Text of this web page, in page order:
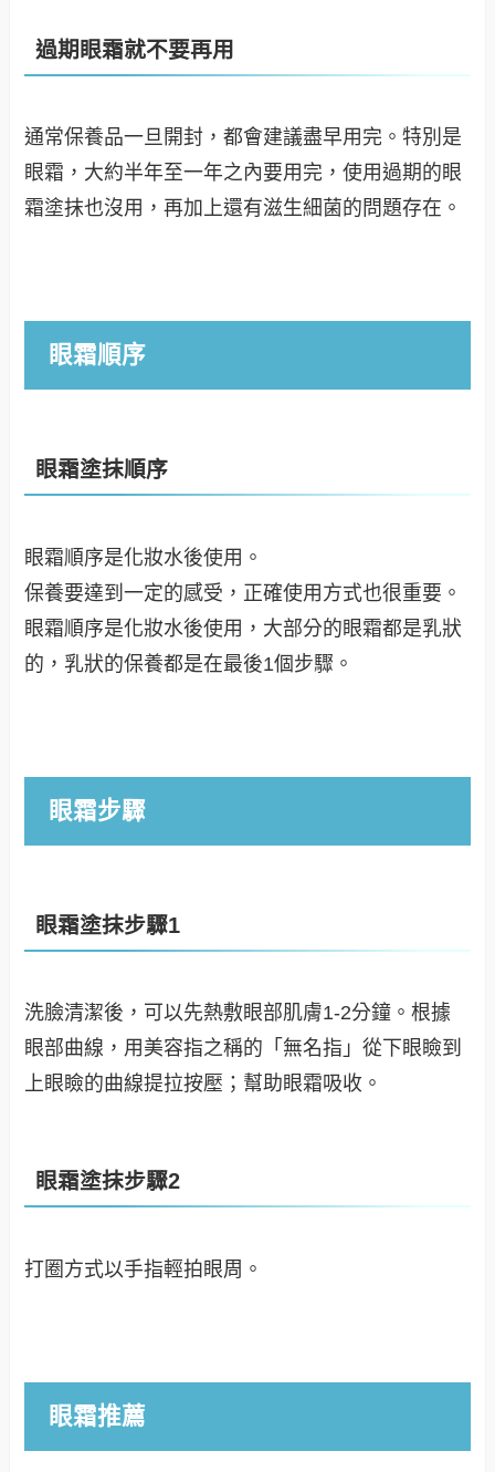
過期眼霜就不要再用
通常保養品一旦開封，都會建議盡早用完。特別是
眼霜，大約半年至一年之內要用完，使用過期的眼
霜塗抹也沒用，再加上還有滋生細菌的問題存在。
眼霜順序
眼霜塗抹順序
眼霜順序是化妝水後使用。
保養要達到一定的感受，正確使用方式也很重要。
眼霜順序是化妝水後使用，大部分的眼霜都是乳狀
的，乳狀的保養都是在最後1個步驟。
眼霜步驟
眼霜塗抹步驟1
洗臉清潔後，可以先熱敷眼部肌膚1-2分鐘。根據
眼部曲線，用美容指之稱的「無名指」從下眼瞼到
上眼瞼的曲線提拉按壓；幫助眼霜吸收。
眼霜塗抹步驟2
打圈方式以手指輕拍眼周。
眼霜推薦